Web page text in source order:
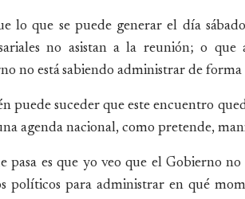
lo que se puede generar el día
no asistan a la reunión; o
no está sabiendo administrar de
puede suceder que este encuentro
agenda nacional, como pretende,
pasa es que yo veo que el Gobierno
políticos para administrar en qué